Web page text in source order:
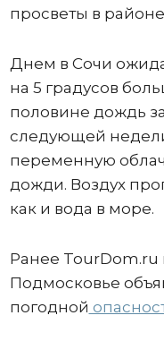
просветы в
Днем в Сочи
на 5 градусов
половине дождь
следующей
переменную
дожди. Воздух
как и вода в море.
Ранее TourDom.ru
Подмосковье
погодной